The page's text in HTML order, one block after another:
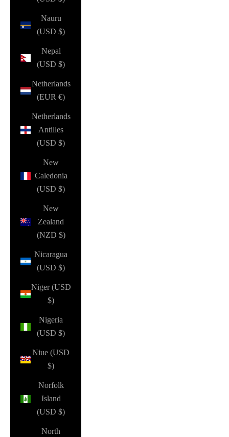
Nauru
(USD $)
Nepal
(USD $)
Netherlands
(EUR €)
Netherlands
Antilles
(USD $)
New
Caledonia
(USD $)
New
Zealand
(NZD $)
Nicaragua
(USD $)
Niger (USD
$)
Nigeria
(USD $)
Niue (USD
$)
Norfolk
Island
(USD $)
North